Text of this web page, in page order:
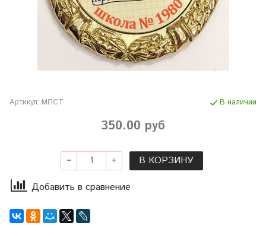
Артикул: МПСТ В наличии
350.00 руб
В КОРЗИНУ
Добавить в сравнение